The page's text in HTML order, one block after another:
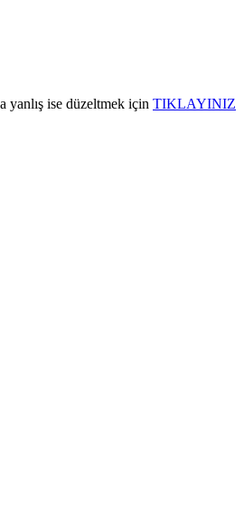
ise düzeltmek için TIKLAYINIZ